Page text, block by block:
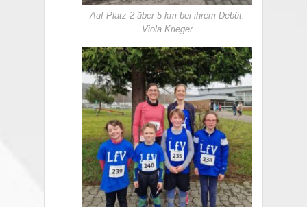
Auf Platz 2 über 5 km bei ihrem Debüt:
Viola Krieger